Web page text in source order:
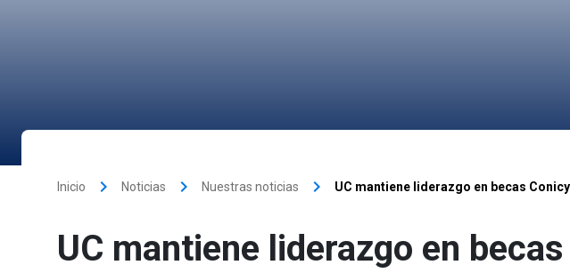
Inicio keyboard_arrow_right Noticias keyboard_arrow_right Nuestras noticias keyboard_arrow_right UC mantiene liderazgo en becas
UC mantiene liderazgo en